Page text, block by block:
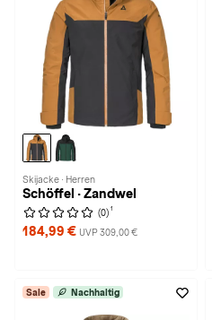
Skijacke · Herren
Schöffel · Zandwel
(0) 1
184,99 € UVP 309,00 €
Sale Nachhaltig